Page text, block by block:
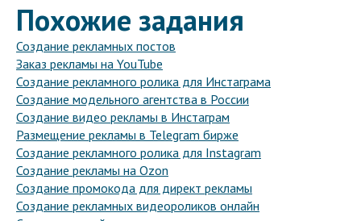
Похожие задания
Создание рекламных постов
Заказ рекламы на YouTube
Создание рекламного ролика для Инстаграма
Создание модельного агентства в России
Создание видео рекламы в Инстаграм
Размещение рекламы в Telegram бирже
Создание рекламного ролика для Instagram
Создание рекламы на Ozon
Создание промокода для директ рекламы
Создание рекламных видеороликов онлайн